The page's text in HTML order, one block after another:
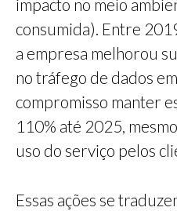
impacto no meio
consumida). Entre
a empresa melhorou
no tráfego de dados
compromisso manter
110% até 2025,
uso do serviço pelos
Essas ações se